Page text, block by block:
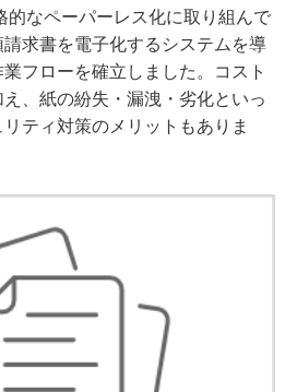
的なペーパーレス化に取り組んで
求書を電子化するシステムを導
フローを確立しました。コスト
、紙の紛失・漏洩・劣化といっ
ティ対策のメリットもありま